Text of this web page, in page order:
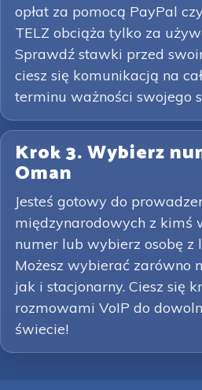
opłat za pomocą PayPal
TELZ obciąża tylko za
Sprawdź stawki przed
ciesz się komunikacją na
terminu ważności swojego
Krok 3. Wybierz
Oman
Jesteś gotowy do
międzynarodowych z kimś
numer lub wybierz osobę z
Możesz wybierać zarówno
jak i stacjonarny. Ciesz się
rozmowami VoIP do
świecie!